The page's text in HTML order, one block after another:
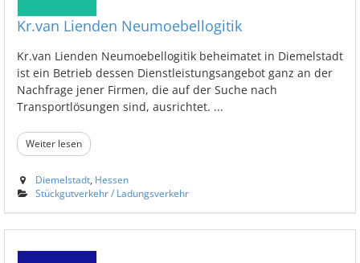
Kr.van Lienden Neumoebellogitik
Kr.van Lienden Neumoebellogitik beheimatet in Diemelstadt
ist ein Betrieb dessen Dienstleistungsangebot ganz an der
Nachfrage jener Firmen, die auf der Suche nach
Transportlösungen sind, ausrichtet. ...
Weiter lesen
Diemelstadt Hessen
Stückgutverkehr / Ladungsverkehr